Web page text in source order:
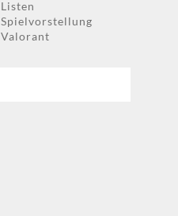
Listen
Spielvorstellung
Valorant